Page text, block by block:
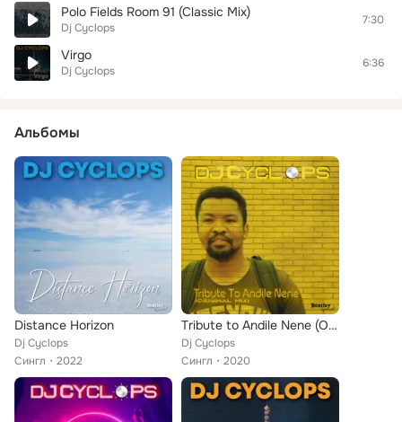
Polo Fields Room 91 (Classic Mix)
Dj Cyclops
7:30
Virgo
Dj Cyclops
6:36
Альбомы
Distance Horizon
Dj Cyclops
Сингл
2022
Tribute to Andile Nene (Original Mix)
Dj Cyclops
Сингл
2020